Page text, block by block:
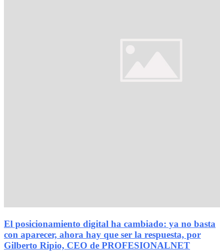
El posicionamiento digital ha cambiado: ya no basta
con aparecer, ahora hay que ser la respuesta, por
Gilberto Ripio, CEO de PROFESIONALNET